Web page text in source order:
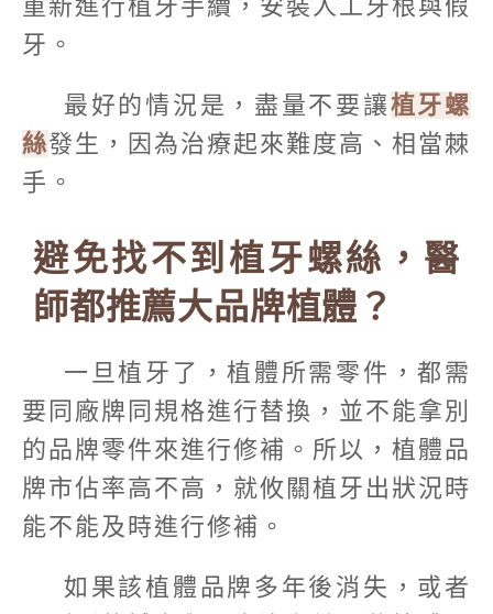
重新進行植牙手續，安裝人工牙根與假
牙。
最好的情況是，盡量不要讓植牙螺
絲發生，因為治療起來難度高、相當棘
手。
避免找不到植牙螺絲，醫
師都推薦大品牌植體？
一旦植牙了，植體所需零件，都需
要同廠牌同規格進行替換，並不能拿別
的品牌零件來進行修補。所以，植體品
牌市佔率高不高，就攸關植牙出狀況時
能不能及時進行修補。
如果該植體品牌多年後消失，或者